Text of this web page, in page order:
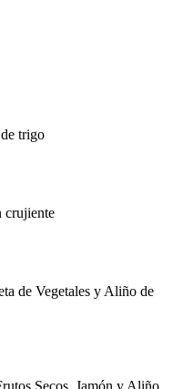
trigo
crujiente
de Vegetales y Aliño de